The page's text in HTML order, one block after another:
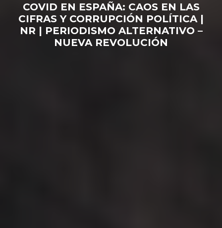
COVID EN ESPAÑA: CAOS EN LAS
CIFRAS Y CORRUPCIÓN POLÍTICA |
NR | PERIODISMO ALTERNATIVO –
NUEVA REVOLUCIÓN